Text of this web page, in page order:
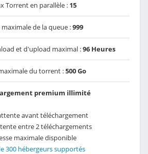
Torrent en parallèle : 15
maximale de la queue :999
et d'upload maximal :96 Heures
du torrent :500 Go
premium illimité
avant téléchargement
entre 2 téléchargements
maximale disponible
300 hébergeurs supportés